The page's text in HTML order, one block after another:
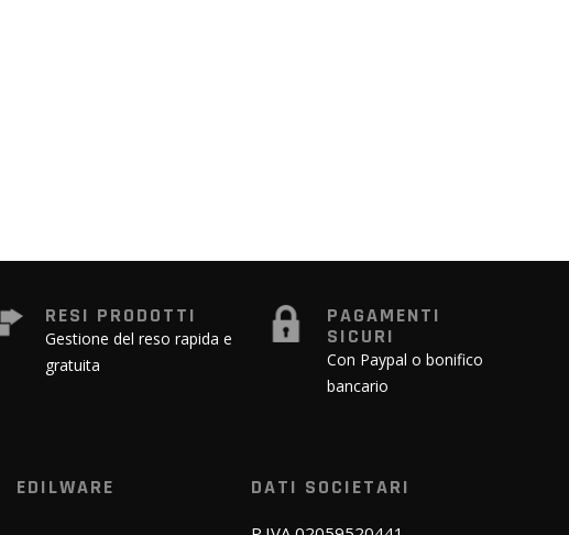
RESI PRODOTTI
Gestione del reso rapida e
gratuita
PAGAMENTI
SICURI
Con Paypal o bonifico
bancario
EDILWARE DATI SOCIETARI